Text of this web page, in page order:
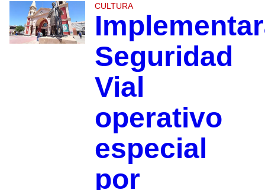
CULTURA
Seguridad
Vial
operativo
especial
por